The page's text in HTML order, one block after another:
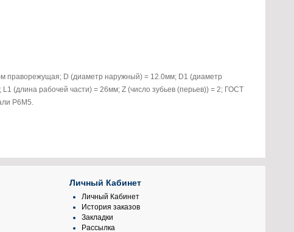
праворежущая; D (диаметр наружный) = 12.0мм; D1 (диаметр
(длина рабочей части) = 26мм; Z (число зубьев (перьев)) = 2; ГОСТ
Р6М5.
Личный Кабинет
Личный Кабинет
История заказов
Закладки
Рассылка